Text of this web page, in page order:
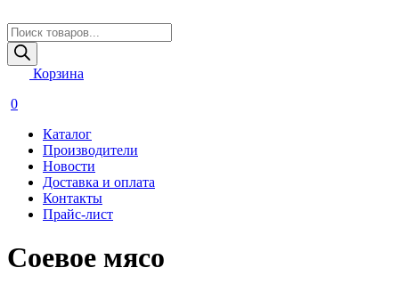
Поиск
товаров
Корзина
0
Каталог
Производители
Новости
Доставка и оплата
Контакты
Прайс-лист
Соевое мясо